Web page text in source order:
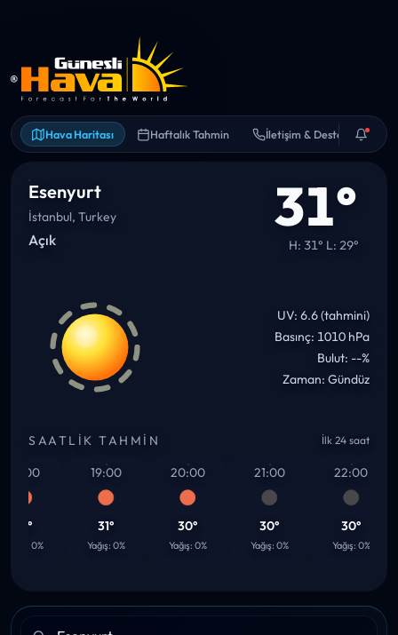
Hava Haritası Haftalık Tahmin İletişim & Destek
İstanbul, Turkey
Açık 31°
H: 31° L: 29°
Basınç: 1010 hPa
Bulut: --%
Zaman: Gündüz
0%
31°
Yağış: 0%
30°
Yağış: 0%
30°
Yağış: 0%
30°
Yağış: 0%